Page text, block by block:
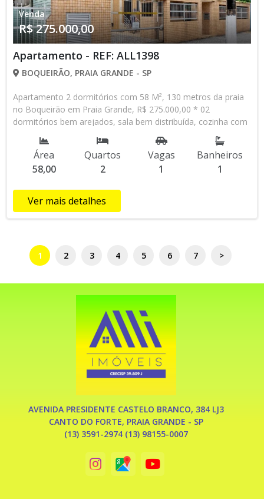
Venda
R$ 275.000,00
Apartamento - REF: ALL1398
BOQUEIRÃO, PRAIA GRANDE - SP
Apartamento 2 dormitórios com 58 M², 130 metros da praia
no Boqueirão em Praia Grande, R$ 275.000,00 * 02
dormitórios bem arejados, sala bem distribuída, cozinha com
armários, banheiro social com box (Será vendido
mobiliado,retirando apenas televisão e puff baú do
dormitório) Prédio com: Entrada social, área comum, vaga de
garagem. - Próximo a todo tipo de comércio do bairro. Etc... E
comercial da cidade, supermercados, farmácias, restaurantes
e transporte público. Etc... Esse APARTAMENTO é perfeito
com a funcionalidade deste imóvel. ● VENDA: R$ 275.000,00 -
À VISTA OU FINANCIADO. COND.R$ 462,00
visita hoje mesmo e veja de perto todas as vantagens que
este apartamento pode oferecer!!! ALLI IMÒVEIS!!!!! O imóvel
que você procura esta aqui!!!!!
Área
58,00
Quartos
2
Vagas
1
Banheiros
1
Ver mais detalhes
1 2 3 4 5 6 7 >
AVENIDA PRESIDENTE CASTELO BRANCO, 384 LJ3
CANTO DO FORTE, PRAIA GRANDE - SP
(13) 3591-2974 (13) 98155-0007